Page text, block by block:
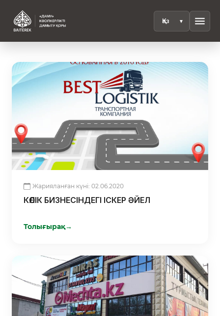
menu
Жарияланған күні: 02.06.2020
КӨЛІК БИЗНЕСІНДЕГІ ІСКЕР ӘЙЕЛ
Толығырақ→